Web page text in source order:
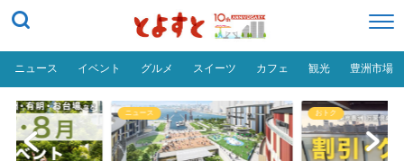
ニュース イベント グルメ スイーツ カフェ 観光 豊洲市場
ニュース おトク